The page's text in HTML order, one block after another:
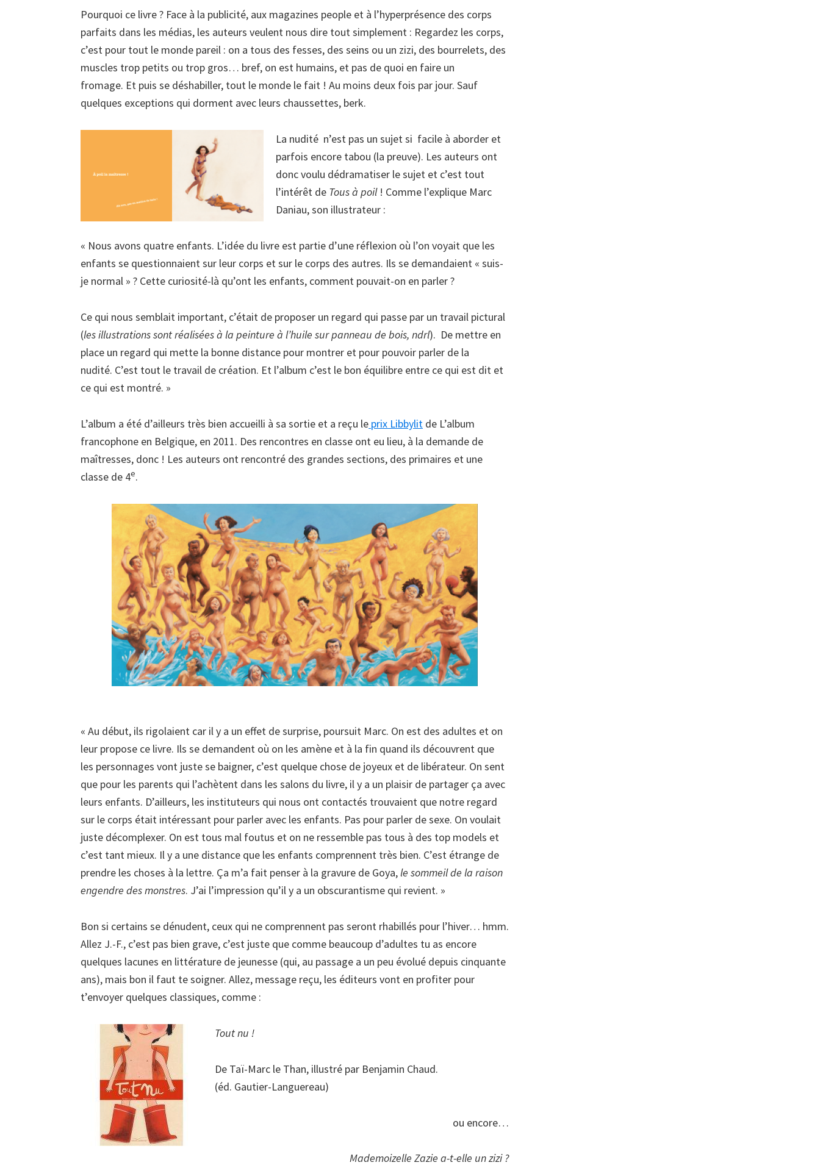
Pourquoi ce livre ? Face à la publicité, aux magazines people et à l’hyperprésence des corps
parfaits dans les médias, les auteurs veulent nous dire tout simplement : Regardez les corps,
c’est pour tout le monde pareil : on a tous des fesses, des seins ou un zizi, des bourrelets, des
muscles trop petits ou trop gros… bref, on est humains, et pas de quoi en faire un
fromage. Et puis se déshabiller, tout le monde le fait ! Au moins deux fois par jour. Sauf
quelques exceptions qui dorment avec leurs chaussettes, berk.
La nudité n’est pas un sujet si facile à aborder et
parfois encore tabou (la preuve). Les auteurs ont
donc voulu dédramatiser le sujet et c’est tout
l’intérêt de Tous à poil! Comme l’explique Marc
Daniau, son illustrateur :
« Nous avons quatre enfants. L’idée du livre est partie d’une réflexion où l’on voyait que les
enfants se questionnaient sur leur corps et sur le corps des autres. Ils se demandaient « suis-
je normal » ? Cette curiosité-là qu’ont les enfants, comment pouvait-on en parler ?
Ce qui nous semblait important, c’était de proposer un regard qui passe par un travail pictural
(les illustrations sont réalisées à la peinture à l’huile sur panneau de bois, ndrl). De mettre en
place un regard qui mette la bonne distance pour montrer et pour pouvoir parler de la
nudité. C’est tout le travail de création. Et l’album c’est le bon équilibre entre ce qui est dit et
ce qui est montré. »
L’album a été d’ailleurs très bien accueilli à sa sortie et a reçu le prix Libbylit de L’album
francophone en Belgique, en 2011. Des rencontres en classe ont eu lieu, à la demande de
maîtresses, donc ! Les auteurs ont rencontré des grandes sections, des primaires et une
classe de 4e.
« Au début, ils rigolaient car il y a un effet de surprise, poursuit Marc. On est des adultes et on
leur propose ce livre. Ils se demandent où on les amène et à la fin quand ils découvrent que
les personnages vont juste se baigner, c’est quelque chose de joyeux et de libérateur. On sent
que pour les parents qui l’achètent dans les salons du livre, il y a un plaisir de partager ça avec
leurs enfants. D’ailleurs, les instituteurs qui nous ont contactés trouvaient que notre regard
sur le corps était intéressant pour parler avec les enfants. Pas pour parler de sexe. On voulait
juste décomplexer. On est tous mal foutus et on ne ressemble pas tous à des top models et
c’est tant mieux. Il y a une distance que les enfants comprennent très bien. C’est étrange de
prendre les choses à la lettre. Ça m’a fait penser à la gravure de Goya,le sommeil de la raison
engendre des monstres. J’ai l’impression qu’il y a un obscurantisme qui revient. »
Bon si certains se dénudent, ceux qui ne comprennent pas seront rhabillés pour l’hiver… hmm.
Allez J.-F., c’est pas bien grave, c’est juste que comme beaucoup d’adultes tu as encore
quelques lacunes en littérature de jeunesse (qui, au passage a un peu évolué depuis cinquante
ans), mais bon il faut te soigner. Allez, message reçu, les éditeurs vont en profiter pour
t’envoyer quelques classiques, comme :
Tout nu !
De Taï-Marc le Than, illustré par Benjamin Chaud.
(éd. Gautier-Languereau)
ou encore…
Mademoizelle Zazie a-t-elle un zizi ?